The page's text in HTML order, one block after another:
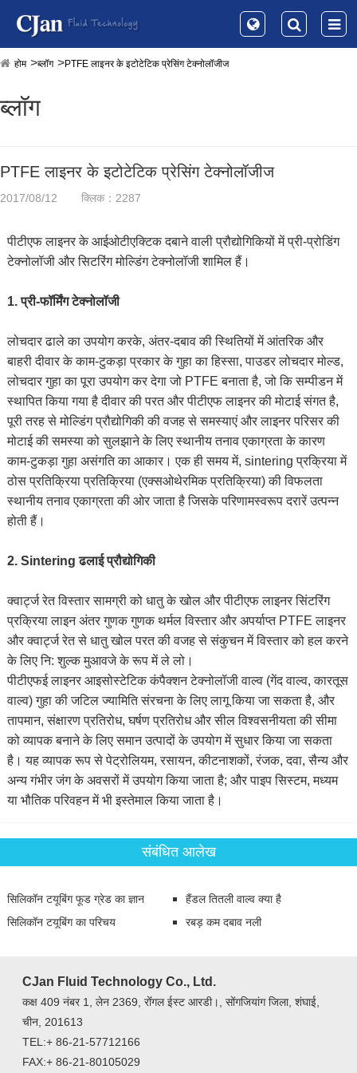
होम ब्लॉग PTFE लाइनर के इटोटेटिक प्रेसिंग टेक्नोलॉजीज
ब्लॉग
PTFE लाइनर के इटोटेटिक प्रेसिंग टेक्नोलॉजीज
2017/08/12 क्लिक：2287
पीटीएफ लाइनर के आईओटीएक्टिक दबाने वाली प्रौद्योगिकियों में प्री-प्रोडिंग
टेक्नोलॉजी और सिटरिंग मोल्डिंग टेक्नोलॉजी शामिल हैं।
1. प्री-फॉर्मिंग टेक्नोलॉजी
लोचदार ढाले का उपयोग करके, अंतर-दबाव की स्थितियों में आंतरिक और
बाहरी दीवार के काम-टुकड़ा प्रकार के गुहा का हिस्सा, पाउडर लोचदार मोल्ड,
लोचदार गुहा का पूरा उपयोग कर देगा जो PTFE बनाता है, जो कि सम्पीडन में
स्थापित किया गया है दीवार की परत और पीटीएफ लाइनर की मोटाई संगत है,
पूरी तरह से मोल्डिंग प्रौद्योगिकी की वजह से समस्याएं और लाइनर परिसर की
मोटाई की समस्या को सुलझाने के लिए स्थानीय तनाव एकाग्रता के कारण
काम-टुकड़ा गुहा असंगति का आकार। एक ही समय में, sintering प्रक्रिया में
ठोस प्रतिक्रिया प्रतिक्रिया (एक्सओथेरमिक प्रतिक्रिया) की विफलता
स्थानीय तनाव एकाग्रता की ओर जाता है जिसके परिणामस्वरूप दरारें उत्पन्न
होती हैं।
2. Sintering ढलाई प्रौद्योगिकी
क्वार्ट्ज रेत विस्तार सामग्री को धातु के खोल और पीटीएफ लाइनर सिंटरिंग
प्रक्रिया लाइन अंतर गुणक गुणक थर्मल विस्तार और अपर्याप्त PTFE लाइनर
और क्वार्ट्ज रेत से धातु खोल परत की वजह से संकुचन में विस्तार को हल करने
के लिए नि: शुल्क मुआवजे के रूप में ले लो।
पीटीएफई लाइनर आइसोस्टेटिक कंपैक्शन टेक्नोलॉजी वाल्व (गेंद वाल्व, कारतूस
वाल्व) गुहा की जटिल ज्यामिति संरचना के लिए लागू किया जा सकता है, और
तापमान, संक्षारण प्रतिरोध, घर्षण प्रतिरोध और सील विश्वसनीयता की सीमा
को व्यापक बनाने के लिए समान उत्पादों के उपयोग में सुधार किया जा सकता
है। यह व्यापक रूप से पेट्रोलियम, रसायन, कीटनाशकों, रंजक, दवा, सैन्य और
अन्य गंभीर जंग के अवसरों में उपयोग किया जाता है; और पाइप सिस्टम, मध्यम
या भौतिक परिवहन में भी इस्तेमाल किया जाता है।
संबंधित आलेख
सिलिकॉन टयूबिंग फूड ग्रेड का ज्ञान
हैंडल तितली वाल्व क्या है
सिलिकॉन टयूबिंग का परिचय
रबड़ कम दबाव नली
CJan Fluid Technology Co., Ltd.
कक्ष 409 नंबर 1, लेन 2369, रोंंगल ईस्ट आरडी।, सोंगजियांग जिला, शंघाई,
चीन, 201613
TEL:+ 86-21-57712166
FAX:+ 86-21-80105029